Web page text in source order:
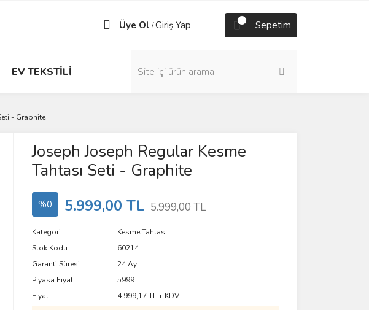
Üye Ol /Giriş Yap Sepetim
EV TEKSTİLİ
- Graphite
Joseph Joseph Regular Kesme
Tahtası Seti - Graphite
%0 5.999,00 TL 5.999,00 TL
Kategori
Kesme Tahtası
Stok Kodu
60214
Garanti Süresi
24 Ay
Piyasa Fiyatı
5999
Fiyat
4.999,17 TL + KDV